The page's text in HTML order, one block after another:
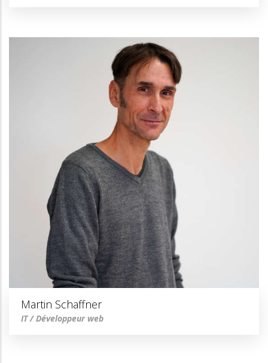
Martin Schaffner
IT / Développeur web